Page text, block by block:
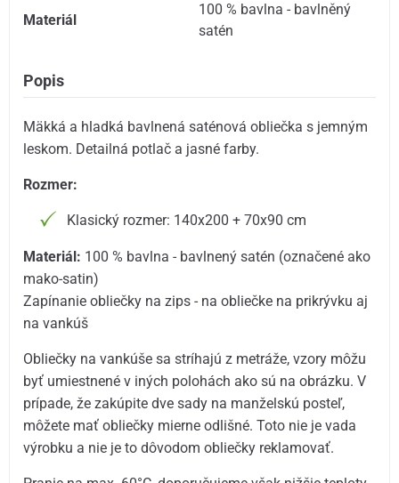
Materiál
100 % bavlna - bavlněný
satén
Popis
Mäkká a hladká bavlnená saténová obliečka s jemným
leskom. Detailná potlač a jasné farby.
Rozmer:
Klasický rozmer: 140x200 + 70x90 cm
Materiál: 100 % bavlna - bavlnený satén (označené ako
mako-satin)
Zapínanie obliečky na zips - na obliečke na prikrývku aj
na vankúš
Obliečky na vankúše sa stríhajú z metráže, vzory môžu
byť umiestnené v iných polohách ako sú na obrázku. V
prípade, že zakúpite dve sady na manželskú posteľ,
môžete mať obliečky mierne odlišné. Toto nie je vada
výrobku a nie je to dôvodom obliečky reklamovať.